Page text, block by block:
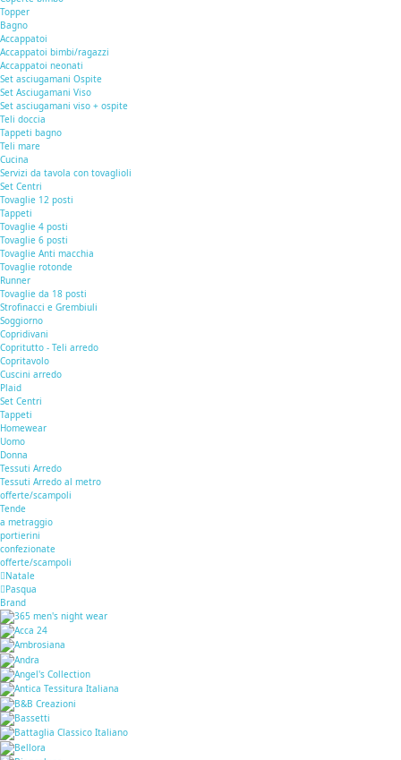
Topper
Bagno
Accappatoi
Accappatoi bimbi/ragazzi
Accappatoi neonati
Set asciugamani Ospite
Set Asciugamani Viso
Set asciugamani viso + ospite
Teli doccia
Tappeti bagno
Teli mare
Cucina
Servizi da tavola con tovaglioli
Set Centri
Tovaglie 12 posti
Tappeti
Tovaglie 4 posti
Tovaglie 6 posti
Tovaglie Anti macchia
Tovaglie rotonde
Runner
Tovaglie da 18 posti
Strofinacci e Grembiuli
Soggiorno
Copridivani
Copritutto - Teli arredo
Copritavolo
Cuscini arredo
Plaid
Set Centri
Tappeti
Homewear
Uomo
Donna
Tessuti Arredo
Tessuti Arredo al metro
offerte/scampoli
Tende
a metraggio
portierini
confezionate
offerte/scampoli
Natale
Pasqua
Brand